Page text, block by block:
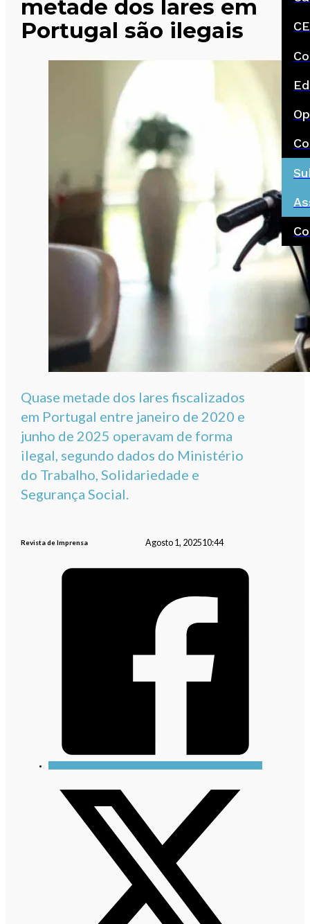
metade dos lares em
Portugal são ilegais
Quase metade dos lares fiscalizados
em Portugal entre janeiro de 2020 e
junho de 2025 operavam de forma
ilegal, segundo dados do Ministério
do Trabalho, Solidariedade e
Segurança Social.
Revista de Imprensa Agosto 1, 202510:44